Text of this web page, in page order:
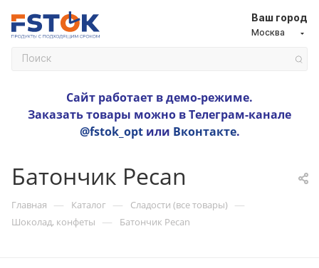
Ваш город
Москва
Сайт работает в демо-режиме.
Заказать товары можно в Телеграм-канале
@fstok_optили Вконтакте.
Батончик Pecan
Главная — Каталог — Сладости (все товары) —
Шоколад, конфеты — Батончик Pecan